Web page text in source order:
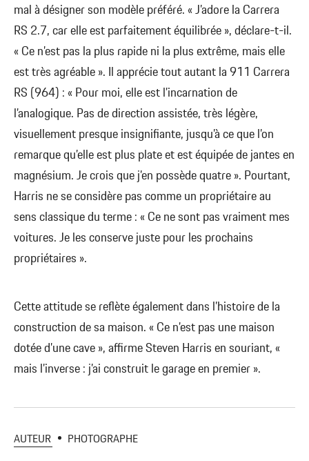
mal à désigner son modèle préféré. « J’adore la Carrera
RS 2.7, car elle est parfaitement équilibrée », déclare-t-il.
« Ce n’est pas la plus rapide ni la plus extrême, mais elle
est très agréable ». Il apprécie tout autant la 911 Carrera
RS (964) : « Pour moi, elle est l’incarnation de
l’analogique. Pas de direction assistée, très légère,
visuellement presque insignifiante, jusqu’à ce que l’on
remarque qu’elle est plus plate et est équipée de jantes en
magnésium. Je crois que j’en possède quatre ». Pourtant,
Harris ne se considère pas comme un propriétaire au
sens classique du terme : « Ce ne sont pas vraiment mes
voitures. Je les conserve juste pour les prochains
propriétaires ».
Cette attitude se reflète également dans l’histoire de la
construction de sa maison. « Ce n’est pas une maison
dotée d’une cave », affirme Steven Harris en souriant, «
mais l’inverse : j’ai construit le garage en premier ».
AUTEUR PHOTOGRAPHE